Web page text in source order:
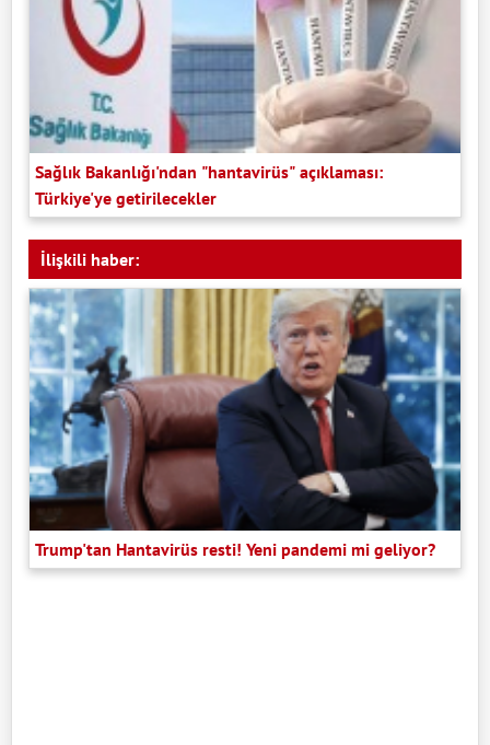
Sağlık Bakanlığı'ndan "hantavirüs" açıklaması:
Türkiye'ye getirilecekler
İlişkili haber:
Trump'tan Hantavirüs resti! Yeni pandemi mi geliyor?